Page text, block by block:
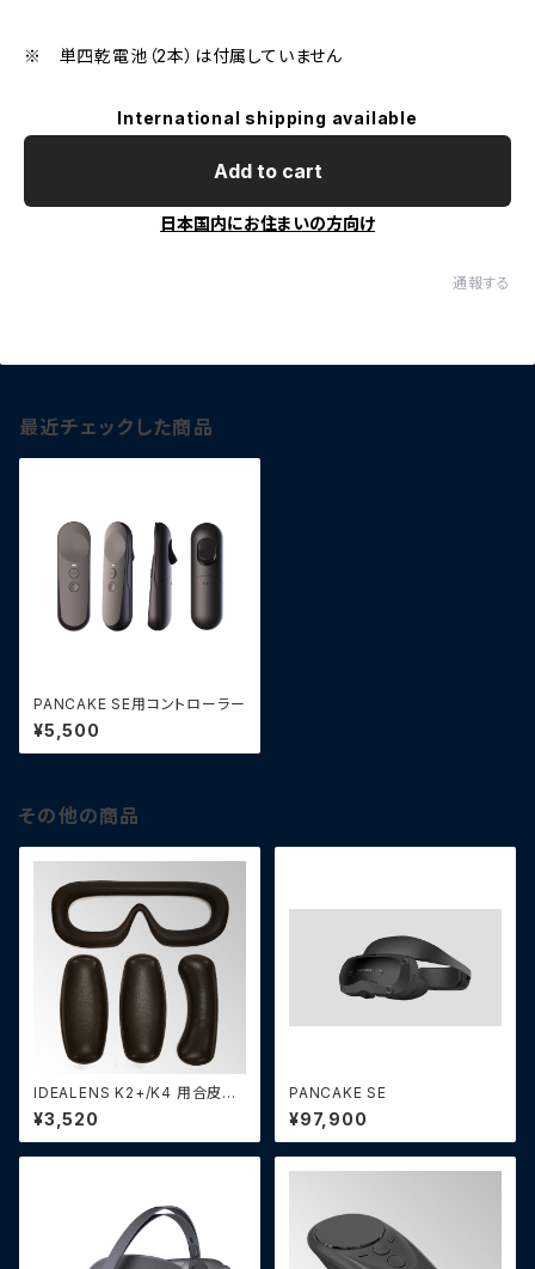
※ 単四乾電池（2本）は付属していません
International shipping available
Add to cart
日本国内にお住まいの方向け
通報する
最近チェックした商品
PANCAKE SE用コントローラー
¥5,500
その他の商品
IDEALENS K2+/K4 用合皮パ
ッド（4部品セット）
¥3,520
PANCAKE SE
¥97,900